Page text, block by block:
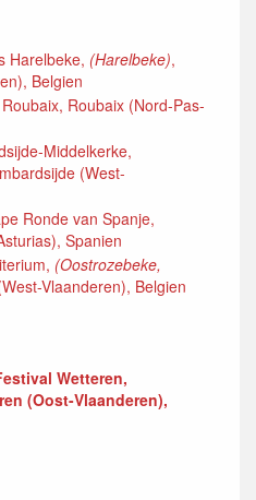
Harelbeke, (Harelbeke),
Belgien
Roubaix (Nord-Pas-
Middelkerke,
(West-
Ronde van Spanje,
Spanien
(Oostrozebeke,
Vlaanderen), Belgien
Wetteren,
(Oost-Vlaanderen),